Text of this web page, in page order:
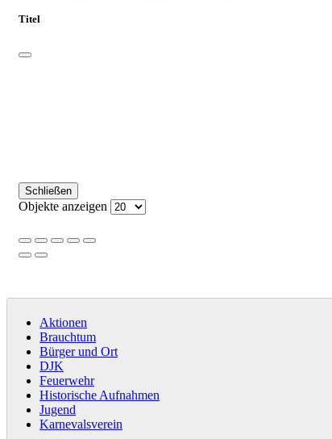
Titel
Schließen
Objekte anzeigen
Aktionen
Brauchtum
Bürger und Ort
DJK
Feuerwehr
Historische Aufnahmen
Jugend
Karnevalsverein